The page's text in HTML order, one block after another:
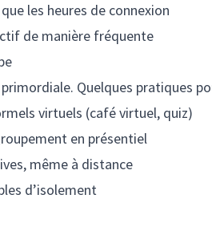
les heures de connexion
de manière fréquente
Quelques pratiques
virtuels (café virtuel, quiz)
en présentiel
même à distance
d’isolement